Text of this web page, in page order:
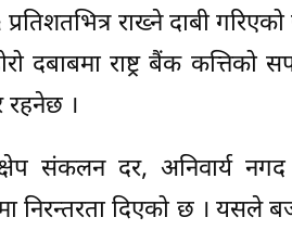
राख्ने दाबी गरिएको
दबाबमा राष्ट्र बैंक
रहनेछ ।
संकलन दर, अनिवार्य
निरन्तरता दिएको छ । यसले